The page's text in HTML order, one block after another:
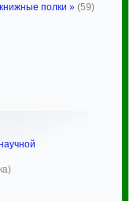
книжные полки » (59)